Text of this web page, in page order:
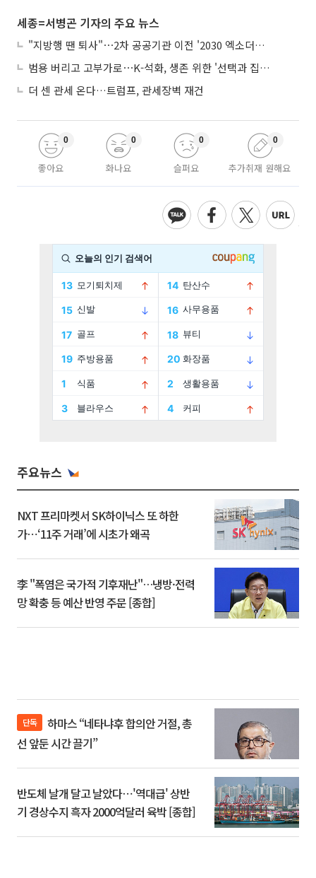
세종=서병곤 기자의 주요 뉴스
"지방행 땐 퇴사"⋯2차 공공기관 이전 '2030 엑소더스' 뇌관
범용 버리고 고부가로⋯K-석화, 생존 위한 '선택과 집중'
더 센 관세 온다…트럼프, 관세장벽 재건
좋아요
0
화나요
0
슬퍼요
0
추가취재 원해요
0
주요뉴스
NXT 프리마켓서 SK하이닉스 또 하한
가⋯‘11주 거래’에 시초가 왜곡
李 "폭염은 국가적 기후재난"…냉방·전력
망 확충 등 예산 반영 주문 [종합]
단독
선 앞둔 시간 끌기”
반도체 날개 달고 날았다⋯'역대급' 상반
기 경상수지 흑자 2000억달러 육박 [종합]